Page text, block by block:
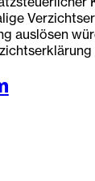
auslösen